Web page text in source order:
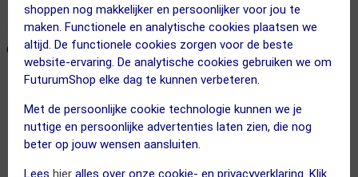
shoppen nog makkelijker en persoonlijker voor jou te
maken. Functionele en analytische cookies plaatsen we
altijd. De functionele cookies zorgen voor de beste
website-ervaring. De analytische cookies gebruiken we om
FuturumShop elke dag te kunnen verbeteren.
Met de persoonlijke cookie technologie kunnen we je
nuttige en persoonlijke advertenties laten zien, die nog
beter op jouw wensen aansluiten.
Lees hier alles over onze cookie- en privacyverklaring. Klik
365 dagen retourrecht
← Terug naar productnavigatie
ONZE AANBEVOLEN COMBINATIE
JRC Components
Amplitude Stuurhouder Wahoo Rood